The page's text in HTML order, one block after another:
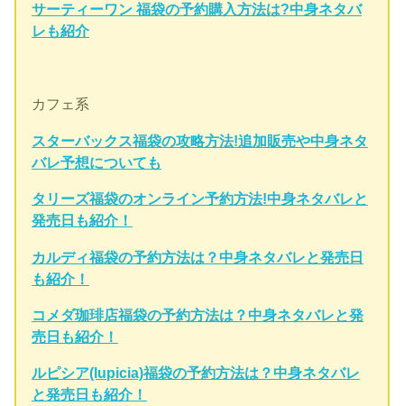
サーティーワン 福袋の予約購入方法は?中身ネタバ
レも紹介
カフェ系
スターバックス福袋の攻略方法!追加販売や中身ネタ
バレ予想についても
タリーズ福袋のオンライン予約方法!中身ネタバレと
発売日も紹介！
カルディ福袋の予約方法は？中身ネタバレと発売日
も紹介！
コメダ珈琲店福袋の予約方法は？中身ネタバレと発
売日も紹介！
ルピシア(lupicia)福袋の予約方法は？中身ネタバレ
と発売日も紹介！